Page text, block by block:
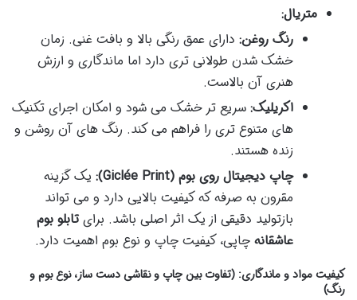
متریال:
رنگ روغن: دارای عمق رنگی بالا و بافت غنی. زمان
خشک شدن طولانی تری دارد اما ماندگاری و ارزش
هنری آن بالاست.
اکریلیک: سریع تر خشک می شود و امکان اجرای تکنیک
های متنوع تری را فراهم می کند. رنگ های آن روشن و
زنده هستند.
چاپ دیجیتال روی بوم (Giclée Print):
یک گزینه
مقرون به صرفه که کیفیت بالایی دارد و می تواند
بازتولید دقیقی از یک اثر اصلی باشد. برای تابلو بوم
عاشقانه چاپی، کیفیت چاپ و نوع بوم اهمیت دارد.
کیفیت مواد و ماندگاری: (تفاوت بین چاپ و نقاشی دست ساز، نوع بوم و
رنگ)